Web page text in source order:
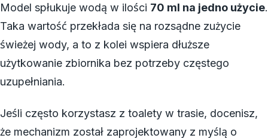
Model spłukuje wodą w ilości 70 ml na jedno użycie.
Taka wartość przekłada się na rozsądne zużycie
świeżej wody, a to z kolei wspiera dłuższe
użytkowanie zbiornika bez potrzeby częstego
uzupełniania.
Jeśli często korzystasz z toalety w trasie, docenisz,
że mechanizm został zaprojektowany z myślą o